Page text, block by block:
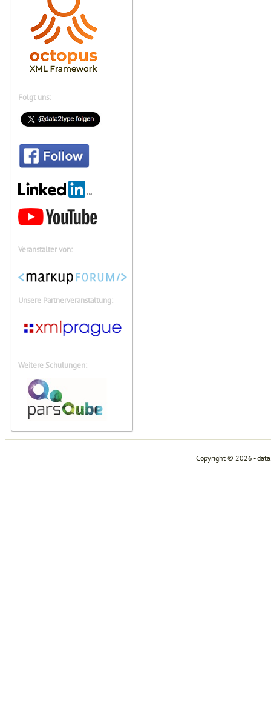
Folgt uns:
Veranstalter von:
Unsere Partnerveranstaltung:
Weitere Schulungen:
Copyright © 2026 -